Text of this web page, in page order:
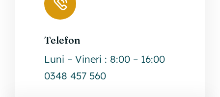
Telefon
Luni – Vineri : 8:00 – 16:00
0348 457 560